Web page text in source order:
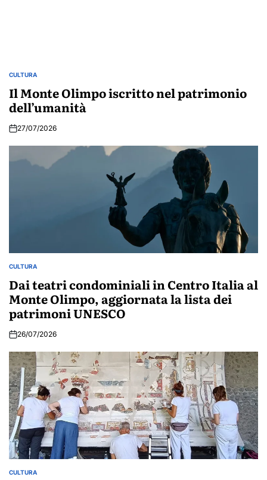
POSTED
IN
CULTURA
Il Monte Olimpo iscritto nel patrimonio
dell’umanità
27/07/2026
POSTED
CULTURA
Dai teatri condominiali in Centro Italia al
Monte Olimpo, aggiornata la lista dei
patrimoni UNESCO
26/07/2026
POSTED
CULTURA